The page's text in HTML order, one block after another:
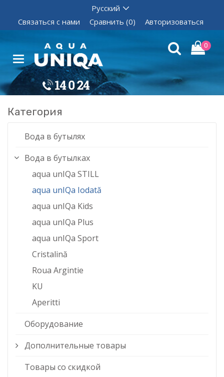
Связаться с нами Сравнить (0) Авторизоваться
0
Категория
Вода в бутылях
Вода в бутылках
aqua unIQa STILL
aqua unIQa Iodată
aqua unIQa Kids
aqua unIQa Plus
aqua unIQa Sport
Cristalină
Roua Argintie
KU
Aperitti
Оборудование
Дополнительные товары
Товары со скидкой